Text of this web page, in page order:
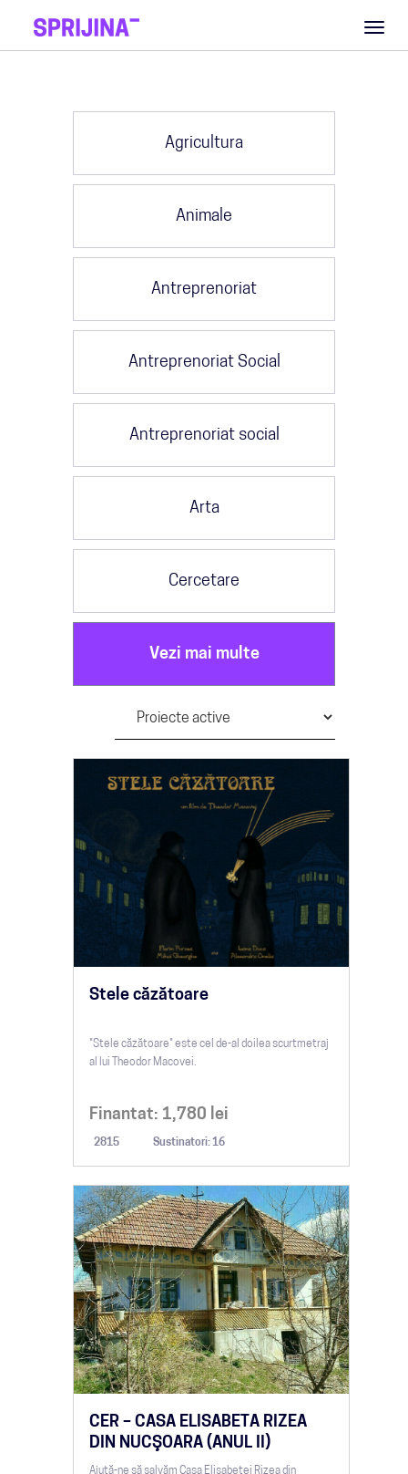
Agricultura
Animale
Antreprenoriat
Antreprenoriat Social
Antreprenoriat social
Arta
Cercetare
Vezi mai multe
Stele căzătoare
"Stele căzătoare" este cel de-al doilea scurtmetraj
al lui Theodor Macovei.
Finantat: 1,780 lei
2815 Sustinatori: 16
CER – CASA ELISABETA RIZEA
DIN NUCŞOARA (ANUL II)
Ajută-ne să salvăm Casa Elisabetei Rizea din